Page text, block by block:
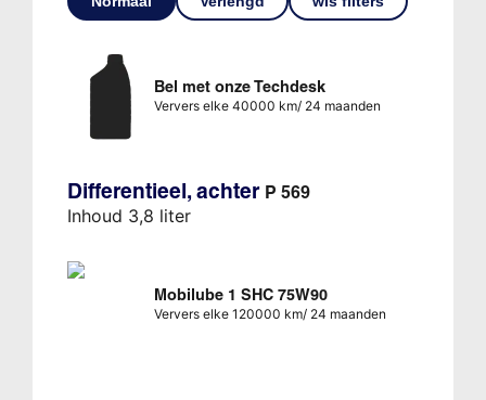
Bel met onze Techdesk
Ververs elke 40000 km/ 24 maanden
Differentieel, achter P 569
Inhoud 3,8 liter
Mobilube 1 SHC 75W90
Ververs elke 120000 km/ 24 maanden